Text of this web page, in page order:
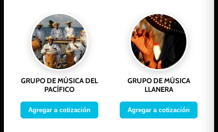
GRUPO DE MÚSICA DEL
PACÍFICO
Agregar a cotización
GRUPO DE MÚSICA
LLANERA
Agregar a cotización